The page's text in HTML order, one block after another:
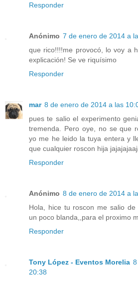
Responder
Anónimo 7 de enero de 2014 a
que rico!!!!me provocó, lo voy a
explicación! Se ve riquísimo
Responder
mar 8 de enero de 2014 a las
pues te salio el experimento
tremenda. Pero oye, no se que
yo me he leido la tuya entera y
que cualquier roscon hija
Responder
Anónimo 8 de enero de 2014 a
Hola, hice tu roscon me salio
un poco blanda,,para el proximo
Responder
Tony López - Eventos Morelia
20:38